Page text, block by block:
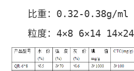
比重：0.32-0.38g/ml
粒度：4×8 6×14 14×24